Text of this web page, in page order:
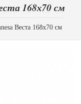
168х70 см
Веста 168х70 см